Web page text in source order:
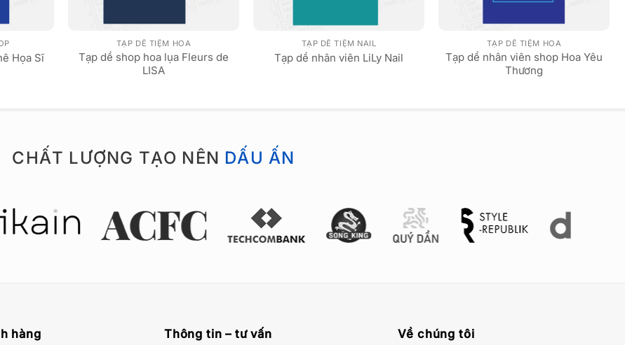
Họa Sĩ
TẠP DỀ TIỆM HOA
Tạp dề shop hoa lụa Fleurs de
LISA
TẠP DỀ TIỆM NAIL
Tạp dề nhân viên LiLy Nail
TẠP DỀ TIỆM HOA
Tạp dề nhân viên shop Hoa Yêu
Thương
CHẤT LƯỢNG TẠO NÊN DẤU ẤN
hàng Thông tin – tư vấn Về chúng tôi